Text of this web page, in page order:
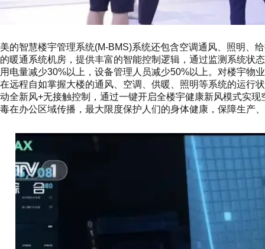
美的智慧楼宇管理系统(M-BMS)系统还包含空调通风、照明、
的暖通系统机房，提供丰富的智能控制逻辑，通过监测系统状
用电量减少30%以上，设备管理人员减少50%以上。对楼宇物
在远程自如掌握大楼的通风、空调、供暖、照明等系统的运行
动全新风+无接触控制，通过一键开启全楼宇健康新风模式实
毒在办公区域传播，最大限度保护人们的身体健康，保障生产